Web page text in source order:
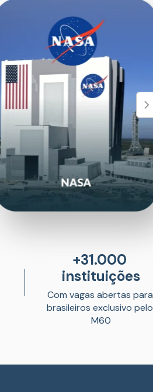
+31.000
instituições
Com vagas abertas para
brasileiros exclusivo pelo
M60